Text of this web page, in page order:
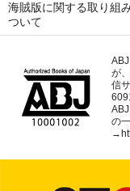
海賊版に関する取り組
ついて
が
信
の
→